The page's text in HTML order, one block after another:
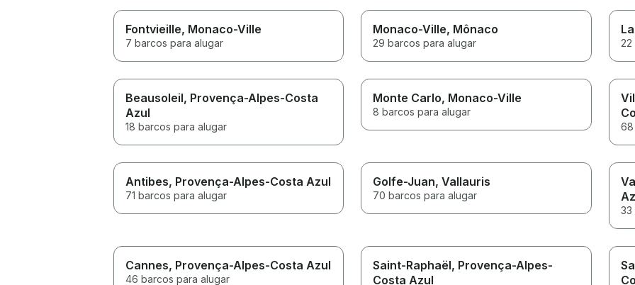
Fontvieille, Monaco-Ville
7 barcos para alugar
Monaco-Ville, Mônaco
29 barcos para alugar
Beausoleil, Provença-Alpes-Costa
Azul
18 barcos para alugar
Monte Carlo, Monaco-Ville
8 barcos para alugar
68
Antibes, Provença-Alpes-Costa Azul
71 barcos para alugar
Golfe-Juan, Vallauris
70 barcos para alugar
33
Cannes, Provença-Alpes-Costa Azul
46 barcos para alugar
Saint-Raphaël, Provença-Alpes-
Costa Azul